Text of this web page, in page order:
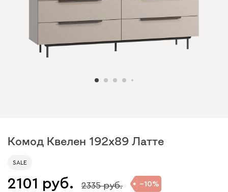
Комод Квелен 192x89 Латте
SALE
2101 2335 10